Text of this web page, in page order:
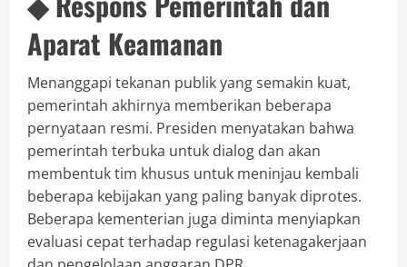
Aparat Keamanan
Menanggapi tekanan publik yang semakin kuat,
pemerintah akhirnya memberikan beberapa
pernyataan resmi. Presiden menyatakan bahwa
pemerintah terbuka untuk dialog dan akan
membentuk tim khusus untuk meninjau kembali
beberapa kebijakan yang paling banyak diprotes.
Beberapa kementerian juga diminta menyiapkan
evaluasi cepat terhadap regulasi ketenagakerjaan